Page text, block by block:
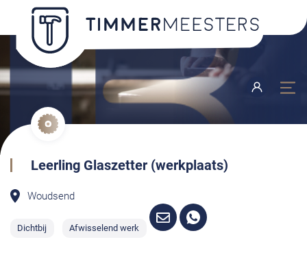
Leerling Glaszetter (werkplaats)
Woudsend
Dichtbij Afwisselend werk